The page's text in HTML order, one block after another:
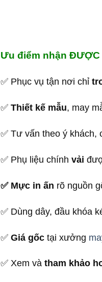
Ưu điểm nhận
✅ Phục vụ tận nơi chỉ
✅ Thiết kế mẫu, may
✅ Tư vấn theo ý khách,
✅ Phụ liệu chính vải
✅ Mực in ấn rõ nguồn
✅ Dùng dây, đầu khóa
✅ Giá gốctại xưởng
✅ Xem vàtham khảo